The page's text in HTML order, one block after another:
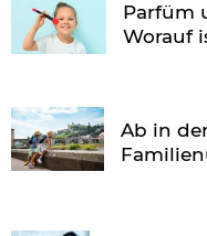
Parfüm
Worauf
Ab in